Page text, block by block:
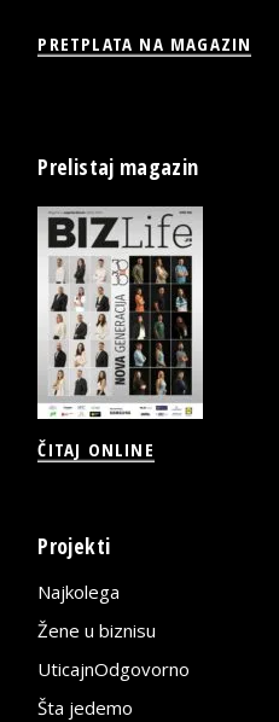
PRETPLATA NA MAGAZIN
Prelistaj magazin
ČITAJ ONLINE
Projekti
Najkolega
Žene u biznisu
UticajnOdgovorno
Šta jedemo